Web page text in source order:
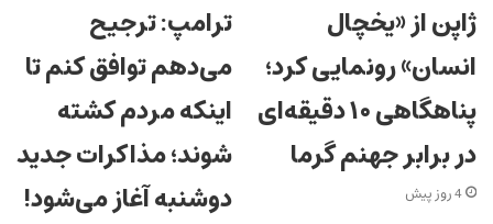
ژاپن از «یخچال
انسان» رونمایی کرد؛
پناهگاهی ۱۰ دقیقه‌ای
در برابر جهنم گرما
4 روز پیش
ترامپ: ترجیح
می‌دهم توافق کنم تا
اینکه مردم کشته
شوند؛ مذاکرات جدید
دوشنبه آغاز می‌شود!